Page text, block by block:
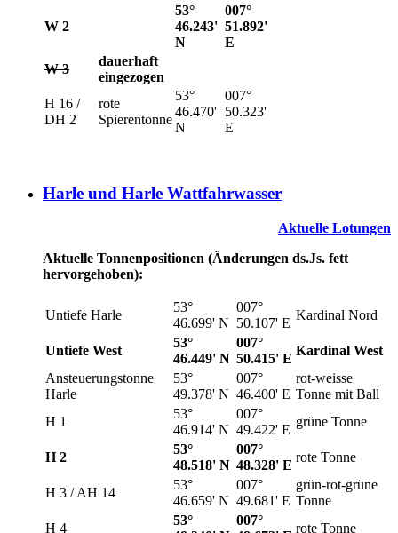
W 2
53°
46.243'
N
007°
51.892'
E
W 3
dauerhaft
eingezogen
H 16 /
DH 2
rote
Spierentonne
53°
46.470'
N
007°
50.323'
E
Harle und Harle Wattfahrwasser
Aktuelle Lotungen
Aktuelle Tonnenpositionen (Änderungen ds.Js. fett
hervorgehoben):
Untiefe Harle
53°
46.699' N
007°
50.107' E
Kardinal Nord
Untiefe West
53°
46.449' N
007°
50.415' E
Kardinal West
Ansteuerungstonne
Harle
53°
49.378' N
007°
46.400' E
rot-weisse
Tonne mit Ball
H 1
53°
46.914' N
007°
49.422' E
grüne Tonne
H 2
53°
48.518' N
007°
48.328' E
rote Tonne
H 3 / AH 14
53°
46.659' N
007°
49.681' E
grün-rot-grüne
Tonne
H 4
53°
007°
rote Tonne